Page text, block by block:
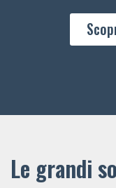
Le grandi